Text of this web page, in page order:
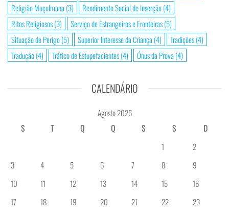
Religião Muçulmana (3) Rendimento Social de Inserção(4)
Ritos Religiosos(3) Serviço de Estrangeiros e Fronteiras(5)
Situação de Perigo(5) Superior Interesse da Criança (4) Tradições(4)
Tradução(4) Tráfico de Estupefacientes(4) Ónus da Prova (4)
CALENDÁRIO
Agosto 2026
S
T Q Q S S
D
1
2
3
4 5 6 7 8
9
10
11 12 13 14 15
16
17
18 19 20 21 22
23